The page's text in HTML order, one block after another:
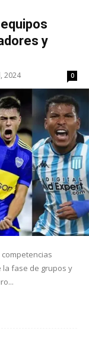
y
2024 0
fase de grupos y